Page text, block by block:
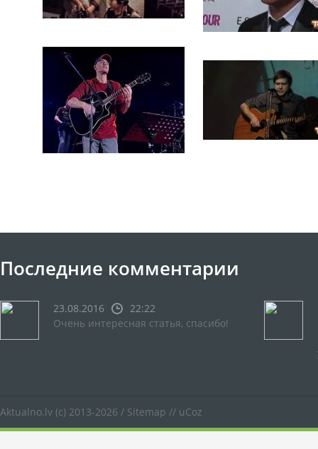
Последние комментарии
23.08.2016
22:22
Очень интересная статья, спасибо!
Aktualno.lv (c) 2013-2026 / Sitemap // uCoz